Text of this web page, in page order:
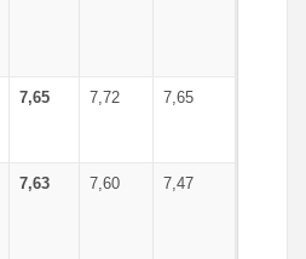
7,65 7,72 7,65
7,63 7,60 7,47